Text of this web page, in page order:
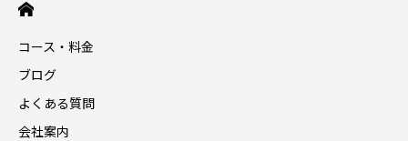
コース・料金
ブログ
よくある質問
会社案内